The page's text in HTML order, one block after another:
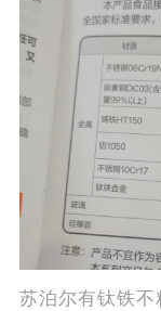
苏泊尔有钛铁